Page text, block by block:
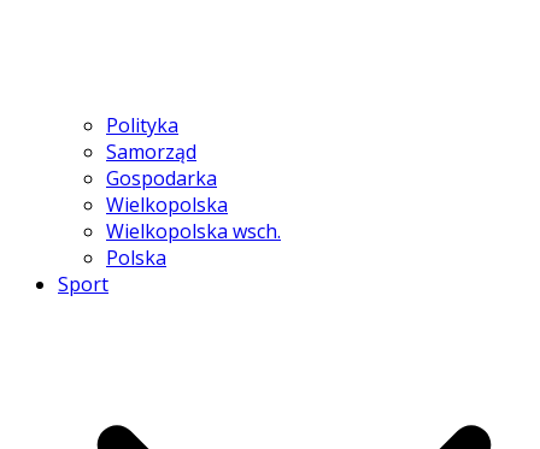
Polityka
Samorząd
Gospodarka
Wielkopolska
Wielkopolska wsch.
Polska
Sport